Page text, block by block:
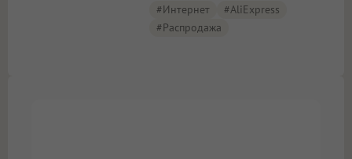
#Интернет
#AliExpress
#Распродажа